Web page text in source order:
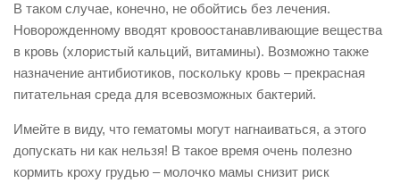
В таком случае, конечно, не обойтись без лечения.
Новорожденному вводят кровоостанавливающие вещества
в кровь (хлористый кальций, витамины). Возможно также
назначение антибиотиков, поскольку кровь – прекрасная
питательная среда для всевозможных бактерий.
Имейте в виду, что гематомы могут нагнаиваться, а этого
допускать ни как нельзя! В такое время очень полезно
кормить кроху грудью – молочко мамы снизит риск